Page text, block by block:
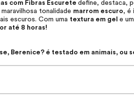
com Fibras Escurete define, destaca,
tonalidade marrom escuro, é
escuros. Com uma textura em gel e
até 8 horas!
Berenice? é testado em animais, ou